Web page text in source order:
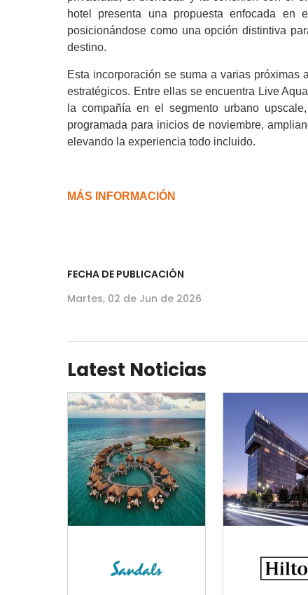
hotel presenta una propuesta enfocada en
posicionándose como una opción distintiva
destino.
Esta incorporación se suma a varias
estratégicos. Entre ellas se encuentra Live
la compañía en el segmento urbano
programada para inicios de noviembre,
elevando la experiencia todo incluido.
MÁS INFORMACIÓN
FECHA DE PUBLICACIÓN
Martes, 02 de Jun de 2026
Latest Noticias